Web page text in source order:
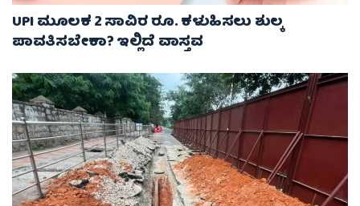
UPI ಮೂಲಕ 2 ಸಾವಿರ ರೂ. ಕಳುಹಿಸಲು ಶುಲ್ಕ
ಪಾವತಿಸಬೇಕಾ? ಇಲ್ಲಿದೆ ವಾಸ್ತವ